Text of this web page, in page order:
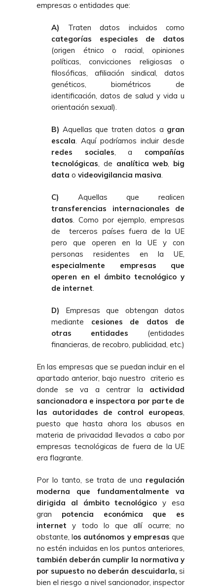
empresas o entidades que:
A) Traten datos incluidos como
categorías especiales de datos
(origen étnico o racial, opiniones
políticas, convicciones religiosas o
filosóficas, afiliación sindical, datos
genéticos, biométricos de
identificación, datos de salud y vida u
orientación sexual).
B) Aquellas que traten datos a gran
escala. Aquí podríamos incluir desde
redes sociales, a compañías
tecnológicas, de analítica web, big
data o videovigilancia masiva.
C) Aquellas que realicen
transferencias internacionales de
datos. Como por ejemplo, empresas
de
terceros países fuera de la UE
pero que operen en la UE y con
personas residentes en la UE,
especialmente empresas que
operen en el ámbito tecnológico y
de internet.
D) Empresas que obtengan datos
mediante cesiones de datos de
otras entidades (entidades
financieras, de recobro, publicidad, etc.)
En las empresas que se puedan incluir en el
apartado anterior, bajo nuestro criterio es
donde se va a centrar la actividad
sancionadora e inspectora por parte de
las autoridades de control europeas,
puesto que hasta ahora los abusos en
materia de privacidad llevados a cabo por
empresas tecnológicas de fuera de la UE
era flagrante.
Por lo tanto, se trata de una regulación
moderna que fundamentalmente va
dirigida al ámbito tecnológicoy esa
gran potencia económica que es
internet y todo lo que allí ocurre; no
obstante, los autónomos y empresas que
no estén incluidas en los puntos anteriores,
también deberán cumplir la normativa y
por supuesto no deberán descuidarla, si
bien el riesgo a nivel sancionador, inspector